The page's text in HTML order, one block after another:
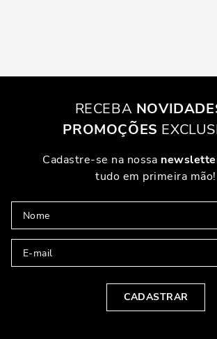
RECEBA
PROMOÇÕES
Cadastre-se na nossa
tudo em primeira mão!
CADASTRAR